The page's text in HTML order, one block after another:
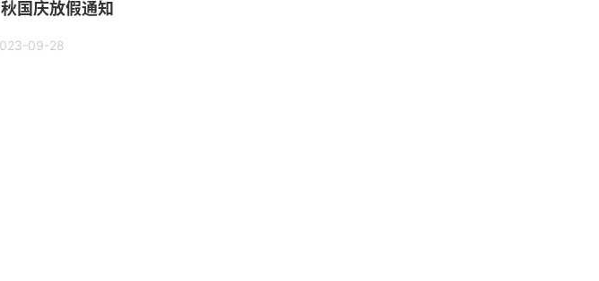
国庆放假通知
09-28